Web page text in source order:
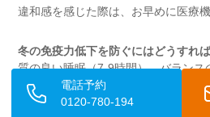
違和感を感じた際は、お早めに医療
冬の免疫力低下を防ぐにはどうすれ
質の良い睡眠（7-9時間）、バラン
タミンC・D、亜鉛）、適度な運動の
電話予約
0120-780-194